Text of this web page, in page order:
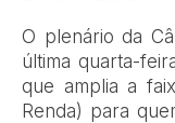
O plenário da
última quarta-
que amplia a
Renda) para